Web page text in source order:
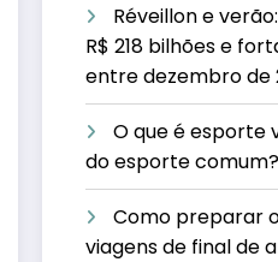
Réveillon e
R$ 218 bilhões e
entre dezembro de
O que é esporte
do esporte comum?
Como preparar
viagens de final de